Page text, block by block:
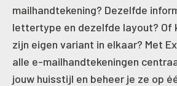
mailhandtekening? Dezelfde
lettertype en dezelfde layout? Of
zijn eigen variant in elkaar? Met
alle e-mailhandtekeningen
jouw huisstijl en beheer je ze op